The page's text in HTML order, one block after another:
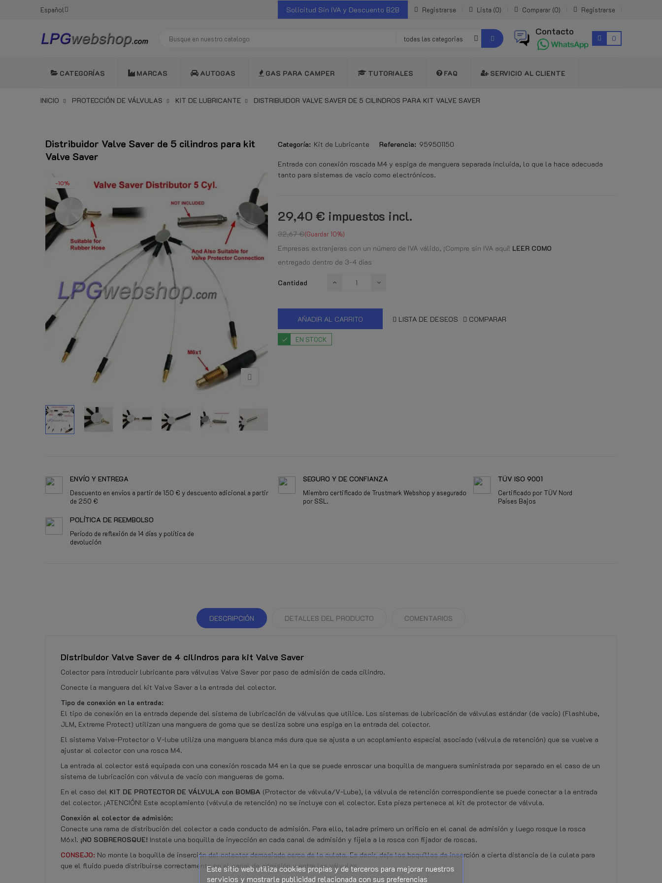
Español Solicitud Sin IVA y Descuento B2B Registrarse Lista 0 Comparar 0 Registrarse
todas las categorias
Contacto
0
CATEGORÍAS MARCAS AUTOGAS GAS PARA CAMPER TUTORIALES FAQ SERVICIO AL CLIENTE
INICIO PROTECCIÓN DE VÁLVULAS KIT DE LUBRICANTE DISTRIBUIDOR VALVE SAVER DE 5 CILINDROS PARA KIT VALVE SAVER
Distribuidor Valve Saver de 5 cilindros para kit
Valve Saver
-10%
Categoría: Kit de Lubricante Referencia: 959501150
Entrada con conexión roscada M4 y espiga de manguera separada incluida, lo que la hace adecuada
tanto para sistemas de vacío como electrónicos.
29,40 € impuestos incl.
32,67 € Guardar 10%
Empresas extranjeras con un número de IVA válido, ¡Compre sin IVA aquí! LEER COMO
entregado dentro de 3-4 días
Cantidad
AÑADIR AL CARRITO LISTA DE DESEOS COMPARAR
EN STOCK
ENVÍO Y ENTREGA
Descuento en envíos a partir de 150 € y descuento adicional a partir
de 250 €
SEGURO Y DE CONFIANZA
Miembro certificado de Trustmark Webshop y asegurado
por SSL.
TÜV ISO 9001
Certificado por TÜV Nord
Países Bajos
POLÍTICA DE REEMBOLSO
Período de reflexión de 14 días y política de
devolución
DESCRIPCIÓN DETALLES DEL PRODUCTO COMENTARIOS
Distribuidor Valve Saver de 4 cilindros para kit Valve Saver
Colector para introducir lubricante para válvulas Valve Saver por paso de admisión de cada cilindro.
Conecte la manguera del kit Valve Saver a la entrada del colector.
Tipo de conexión en la entrada:
El tipo de conexión en la entrada depende del sistema de lubricación de válvulas que utilice. Los sistemas de lubricación de válvulas estándar (de vacío) (Flashlube,
JLM, Extreme Protect) utilizan una manguera de goma que se desliza sobre una espiga en la entrada del colector.
El sistema Valve-Protector o V-lube utiliza una manguera blanca más dura que se ajusta a un acoplamiento especial asociado (válvula de retención) que se vuelve a
ajustar al colector con una rosca M4.
La entrada al colector está equipada con una conexión roscada M4 en la que se puede enroscar una boquilla de manguera suministrada por separado en el caso de un
sistema de lubricación con válvula de vacío con mangueras de goma.
En el caso del KIT DE PROTECTOR DE VÁLVULA con BOMBA (Protector de válvula/V-Lube), la válvula de retención correspondiente se puede conectar a la entrada
del colector. ¡ATENCIÓN! Este acoplamiento (válvula de retención) no se incluye con el colector. Esta pieza pertenece al kit de protector de válvula.
Conexión al colector de admisión:
Conecte una rama de distribución del colector a cada conducto de admisión. Para ello, taladre primero un orificio en el canal de admisión y luego rosque la rosca
M6x1. ¡NO SOBREROSQUE! Instale una boquilla de inyección en cada canal de admisión y fíjela a la rosca con fijador de roscas.
CONSEJO: No monte la boquilla de inserción del colector demasiado cerca de la culata. Es decir, deje las boquillas de inserción a cierta distancia de la culata para
que el fluido pueda distribuirse correctamente en el canal de admisión y entre las válvulas.
Este sitio web utiliza cookies propias y de terceros para mejorar nuestros
servicios y mostrarle publicidad relacionada con sus preferencias